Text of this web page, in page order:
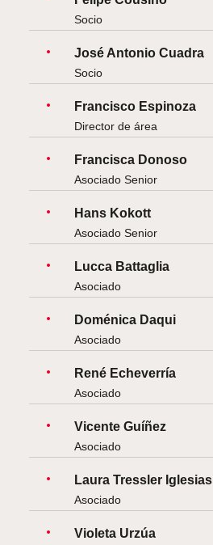
Socio
José Antonio Cuadra
Socio
Francisco Espinoza
Director de área
Francisca Donoso
Asociado Senior
Hans Kokott
Asociado Senior
Lucca Battaglia
Asociado
Doménica Daqui
Asociado
René Echeverría
Asociado
Vicente Guíñez
Asociado
Laura Tressler Iglesias
Asociado
Violeta Urzúa